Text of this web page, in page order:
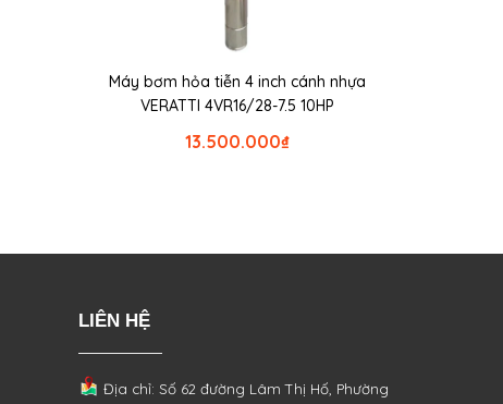
Máy bơm hỏa tiễn 4 inch cánh nhựa
VERATTI 4VR16/28-7.5 10HP
₫
13.500.000
LIÊN HỆ
Địa chỉ: Số 62 đường Lâm Thị Hố, Phường